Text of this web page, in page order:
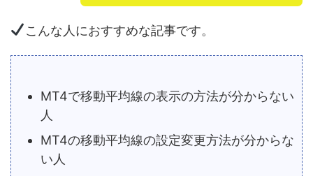
こんな人におすすめな記事です。
MT4で移動平均線の表示の方法が分からない
人
MT4の移動平均線の設定変更方法が分からな
い人